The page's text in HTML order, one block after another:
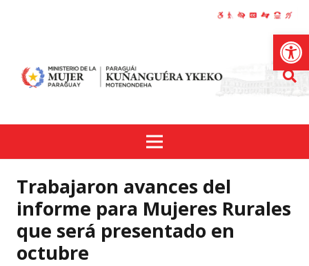
Trabajaron avances del
informe para Mujeres Rurales
que será presentado en
octubre